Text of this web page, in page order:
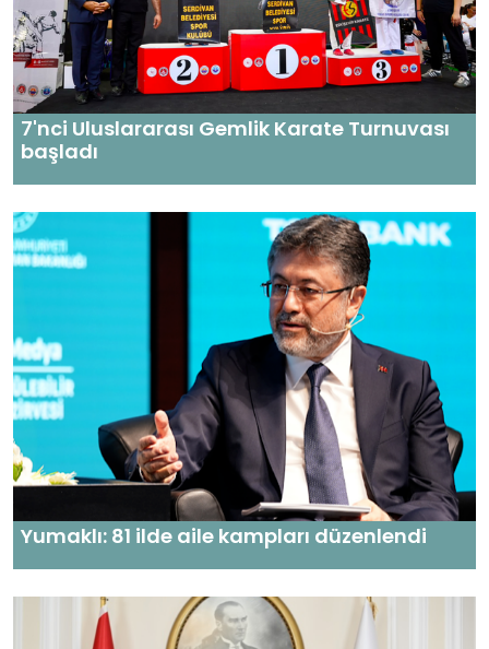
7'nci Uluslararası Gemlik Karate Turnuvası
başladı
Yumaklı: 81 ilde aile kampları düzenlendi